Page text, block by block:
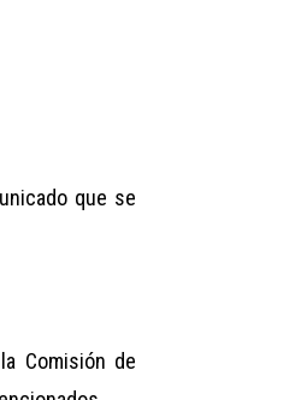
que se
Comisión de